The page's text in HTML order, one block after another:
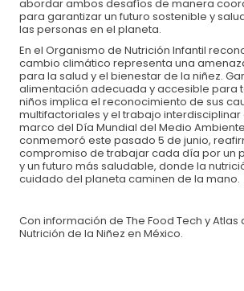
Descubre otras maneras de
Solicita tu factura al correo
33 3345 3180
abordar ambos desafíos de manera
para garantizar un futuro sostenible y
las personas en el planeta.
En el Organismo de Nutrición Infantil
cambio climático representa una
para la salud y el bienestar de la niñez.
alimentación adecuada y accesible para
niños implica el reconocimiento de sus
multifactoriales y el trabajo interdisciplinar
marco del Día Mundial del Medio
conmemoró este pasado 5 de junio,
compromiso de trabajar cada día por un
y un futuro más saludable, donde la
cuidado del planeta caminen de la mano.
Con información de The Food Tech y Atlas
Nutrición de la Niñez en México.